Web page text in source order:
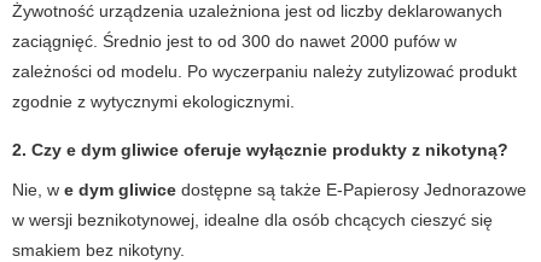
Żywotność urządzenia uzależniona jest od liczby deklarowanych
zaciągnięć. Średnio jest to od 300 do nawet 2000 pufów w
zależności od modelu. Po wyczerpaniu należy zutylizować produkt
zgodnie z wytycznymi ekologicznymi.
2. Czy e dym gliwice oferuje wyłącznie produkty z nikotyną?
Nie, w e dym gliwice dostępne są także E-Papierosy Jednorazowe
w wersji beznikotynowej, idealne dla osób chcących cieszyć się
smakiem bez nikotyny.